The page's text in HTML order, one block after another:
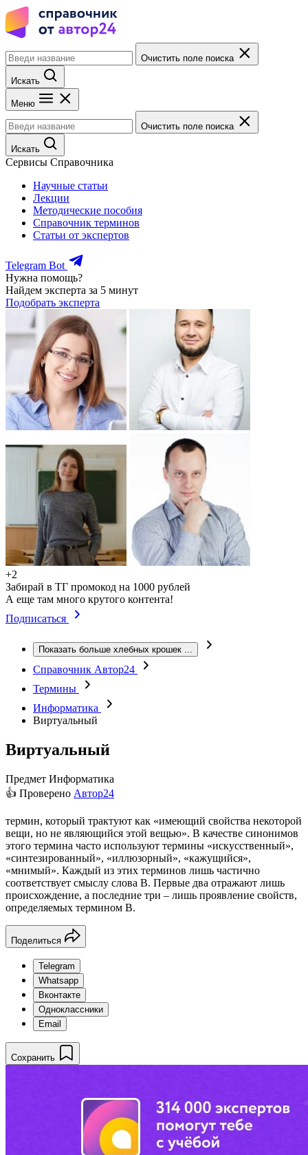
Очистить поле поиска
Искать
Меню
Очистить поле поиска
Искать
Сервисы Справочника
Научные статьи
Лекции
Методические пособия
Справочник терминов
Статьи от экспертов
Telegram Bot
Нужна помощь?
Найдем эксперта за 5 минут
Подобрать эксперта
+2
Забирай в ТГ промокод на 1000 рублей
А еще там много крутого контента!
Подписаться
Показать больше хлебных крошек ...
Справочник Автор24
Термины
Информатика
Виртуальный
Виртуальный
Предмет Информатика
👍 Проверено Автор24
термин, который трактуют как «имеющий свойства некоторой
вещи, но не являющийся этой вещью». В качестве синонимов
этого термина часто используют термины «искусственный»,
«синтезированный», «иллюзорный», «кажущийся»,
«мнимый». Каждый из этих терминов лишь частично
соответствует смыслу слова В. Первые два отражают лишь
происхождение, а последние три – лишь проявление свойств,
определяемых термином В.
Поделиться
Telegram
Whatsapp
Вконтакте
Одноклассники
Email
Сохранить